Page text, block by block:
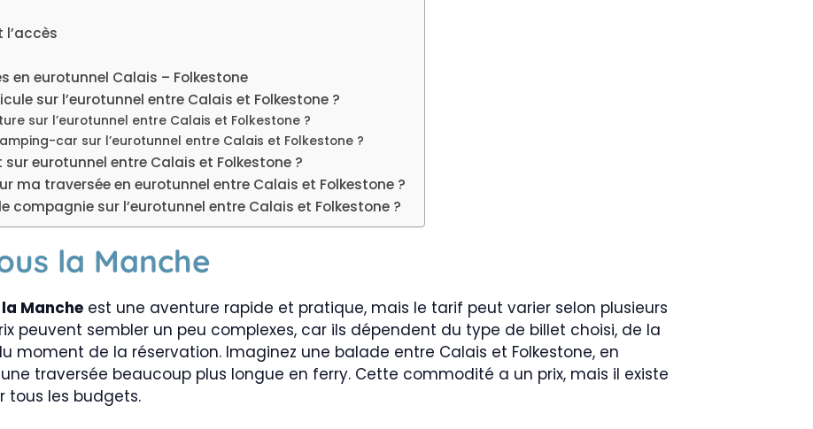
en eurotunnel Calais – Folkestone
sur l’eurotunnel entre Calais et Folkestone ?
sur l’eurotunnel entre Calais et Folkestone ?
car sur l’eurotunnel entre Calais et Folkestone ?
eurotunnel entre Calais et Folkestone ?
ma traversée en eurotunnel entre Calais et Folkestone ?
compagnie sur l’eurotunnel entre Calais et Folkestone ?
la Manche
Manche est une aventure rapide et pratique, mais le tarif peut varier selon plusieurs
peuvent sembler un peu complexes, car ils dépendent du type de billet choisi, de la
moment de la réservation. Imaginez une balade entre Calais et Folkestone, en
traversée beaucoup plus longue en ferry. Cette commodité a un prix, mais il existe
tous les budgets.